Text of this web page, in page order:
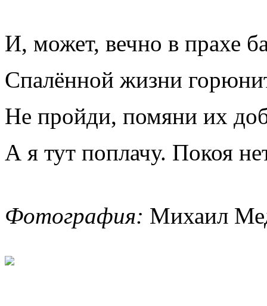
И, может, вечно в прахе
Спалённой жизни
Не пройди, помяни их
А я тут поплачу. Покоя
Фотография: Михаил